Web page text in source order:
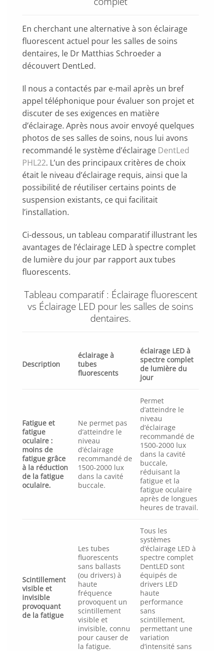
En cherchant une alternative à son éclairage
fluorescent actuel pour les salles de soins
dentaires, le Dr Matthias Schroeder a
découvert DentLed.
Il nous a contactés par e-mail après un bref
appel téléphonique pour évaluer son projet et
discuter de ses exigences en matière
d’éclairage. Après nous avoir envoyé quelques
photos de ses salles de soins, nous lui avons
recommandé le système d’éclairage DentLed
PHL22. L’un des principaux critères de choix
était le niveau d’éclairage requis, ainsi que la
possibilité de réutiliser certains points de
suspension existants, ce qui facilitait
l’installation.
Ci-dessous, un tableau comparatif illustrant les
avantages de l’éclairage LED à spectre complet
de lumière du jour par rapport aux tubes
fluorescents.
Tableau comparatif : Éclairage fluorescent
vs Éclairage LED pour les salles de soins
dentaires.
Description
éclairage à
tubes
fluorescents
éclairage LED à
spectre complet
de lumière du
jour
Fatigue et
fatigue
oculaire :
moins de
fatigue grâce
à la réduction
de la fatigue
oculaire.
Ne permet pas
d’atteindre le
niveau
d’éclairage
recommandé de
1500-2000 lux
dans la cavité
buccale.
Permet
d’atteindre le
niveau
d’éclairage
recommandé de
1500-2000 lux
dans la cavité
buccale,
réduisant la
fatigue et la
fatigue oculaire
après de longues
heures de travail.
Scintillement
visible et
invisible
provoquant
de la fatigue
Les tubes
fluorescents
sans ballasts
(ou drivers) à
haute
fréquence
provoquent un
scintillement
visible et
invisible, connu
pour causer de
la fatigue.
Tous les
systèmes
d’éclairage LED à
spectre complet
DentLED sont
équipés de
drivers LED
haute
performance
sans
scintillement,
permettant une
variation
d’intensité sans